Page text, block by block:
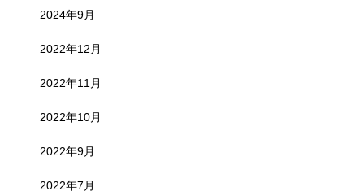
2024年9月
2022年12月
2022年11月
2022年10月
2022年9月
2022年7月